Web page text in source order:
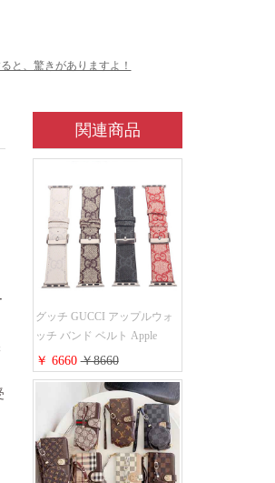
と、驚きがありますよ！
関連商品
グッチ GUCCI アップルウォ
ッチ バンド ベルト Apple
Watch ベルト交換 レザーベル
ト レザーバンド ウォッチバ
ンド 38mm 40mm 42mm 44mm
人気新作
￥ 6660￥8660